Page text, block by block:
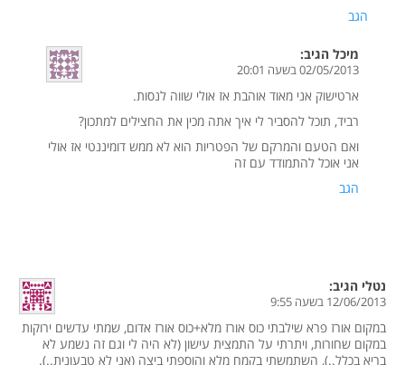
הגב
מיכל הגיב:
02/05/2013 בשעה 20:01
ארטישוק אני מאוד אוהבת אז אולי שווה לנסות.
רביד, תוכל להסביר לי איך אתה מכין את החצילים למתכון?
ואם הטעם והמרקם של הפטריות הוא לא ממש דומיננטי אז אולי
אני אוכל להתמודד עם זה
הגב
נטלי הגיב:
12/06/2013 בשעה 9:55
במקום אורז פרא שילבתי כוס אורז מלא+כוס אורז אדום, שמתי עדשים ירוקות
במקום שחורות, ויתרתי על התמצית עישון (לא היה לי וגם זה נשמע לא
בריא בכלל..), השתמשתי בקמח מלא והוספתי ביצה (אני לא טבעונית..).